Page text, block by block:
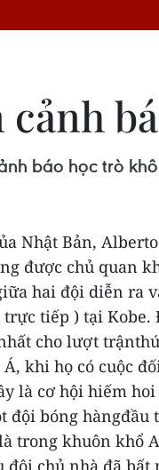
cảnh
báo học trò
Nhật Bản,
được chủ quan
hai đội diễn ra
tiếp ) tại Kobe.
cho lượt
khi họ có cuộc
là cơ hội hiếm
đội bóng hàngđầu
trong khuôn khổ
đội chủ nhà đã